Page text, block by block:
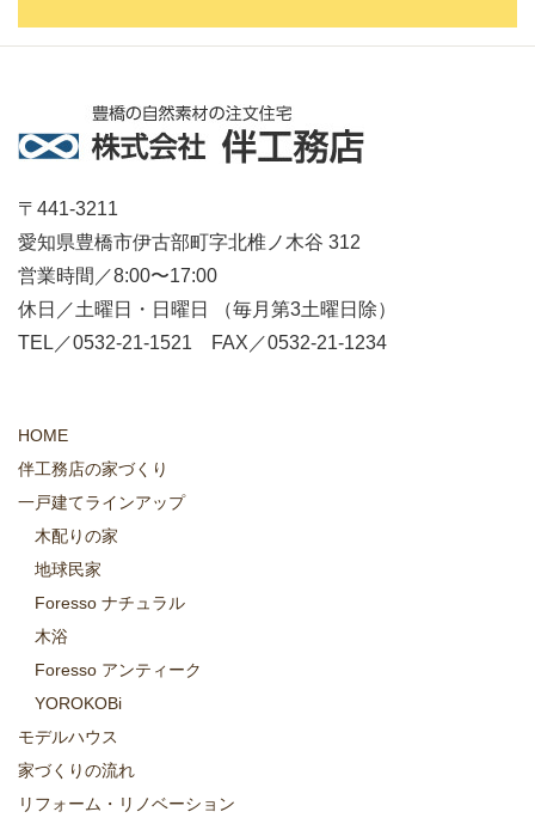
〒441-3211
愛知県豊橋市伊古部町字北椎ノ木谷 312
営業時間／8:00〜17:00
休日／土曜日・日曜日 （毎月第3土曜日除）
TEL／0532-21-1521 FAX／0532-21-1234
HOME
伴工務店の家づくり
一戸建てラインアップ
木配りの家
地球民家
Foresso ナチュラル
木浴
Foresso アンティーク
YOROKOBi
モデルハウス
家づくりの流れ
リフォーム・リノベーション